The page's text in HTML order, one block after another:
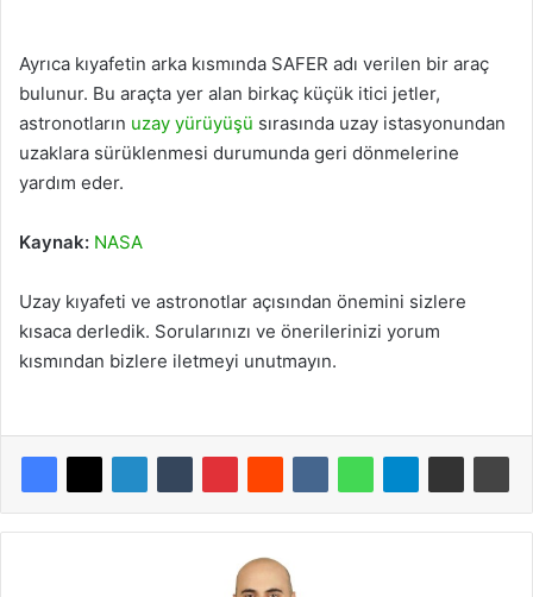
Ayrıca kıyafetin arka kısmında SAFER adı verilen bir araç
bulunur. Bu araçta yer alan birkaç küçük itici jetler,
astronotların uzay yürüyüşü sırasında uzay istasyonundan
uzaklara sürüklenmesi durumunda geri dönmelerine
yardım eder.
Kaynak: NASA
Uzay kıyafeti ve astronotlar açısından önemini sizlere
kısaca derledik. Sorularınızı ve önerilerinizi yorum
kısmından bizlere iletmeyi unutmayın.